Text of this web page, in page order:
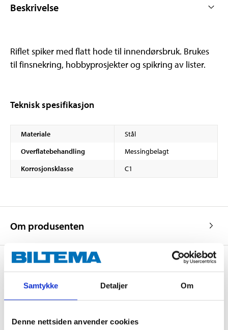
Samtykke Detaljer Om
Denne nettsiden anvender cookies
Beskrivelse
Riflet spiker med flatt hode til innendørsbruk. Brukes
til finsnekring, hobbyprosjekter og spikring av lister.
Teknisk spesifikasjon
Materiale
Stål
Overflatebehandling
Messingbelagt
Korrosjonsklasse
C1
Om produsenten
Kjøp & Hent
Kjøp & Hent i ditt varehus.